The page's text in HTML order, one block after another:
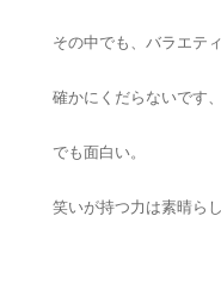
その中でも、バラエテ
確かにくだらないです
でも面白い。
笑いが持つ力は素晴ら